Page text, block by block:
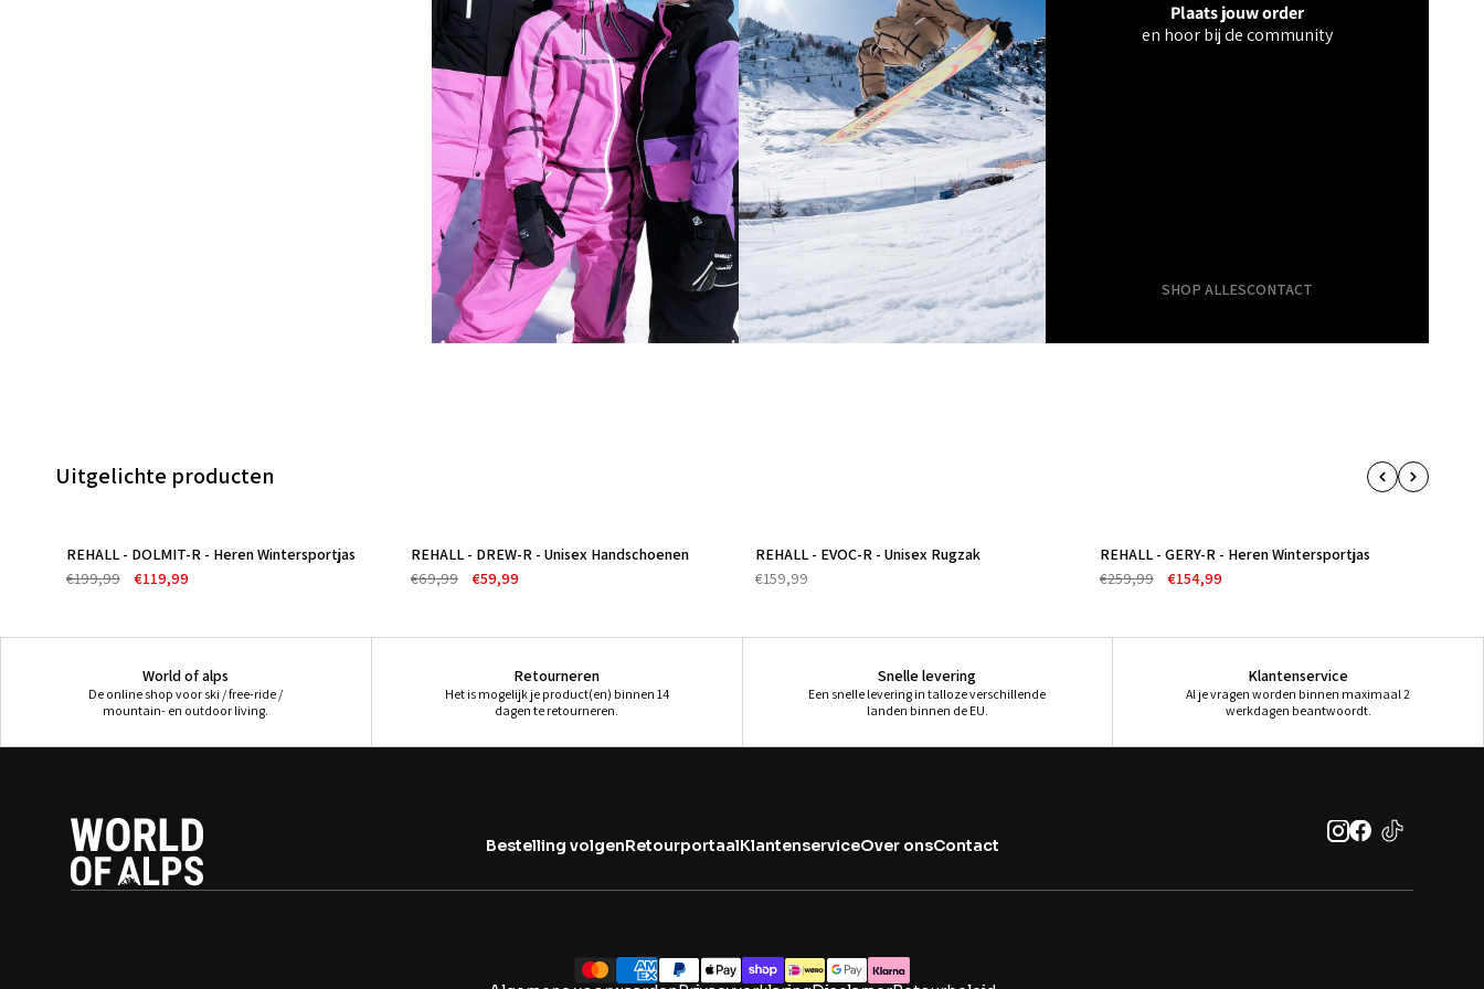
Plaats jouw order
en hoor bij de community
SHOP ALLESCONTACT
Uitgelichte producten
-40%
REHALL - DOLMIT-R - Heren Wintersportjas
€199,99
€119,99
-14%
REHALL - DREW-R - Unisex Handschoenen
€69,99
€59,99
REHALL - EVOC-R - Unisex Rugzak
€159,99
-40%
REHALL - GERY-R - Heren Wintersportjas
€259,99
€154,99
World of alps
De online shop voor ski / free-ride /
mountain- en outdoor living.
Retourneren
Het is mogelijk je product(en) binnen 14
dagen te retourneren.
Snelle levering
Een snelle levering in talloze verschillende
landen binnen de EU.
Klantenservice
Al je vragen worden binnen maximaal 2
werkdagen beantwoordt.
Bestelling volgenRetourportaalKlantenserviceOver onsContact